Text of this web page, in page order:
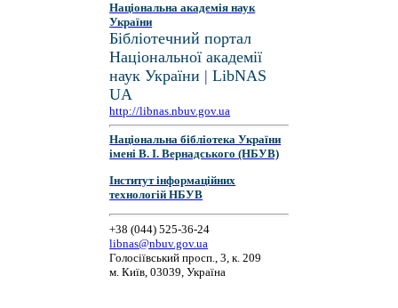
Національна академія наук
України
Бібліотечний портал
Національної академії
наук України | LibNAS
UA
http://libnas.nbuv.gov.ua
Національна бібліотека України
імені В. І. Вернадського (НБУВ)
Інститут інформаційних
технологій НБУВ
+38 (044) 525-36-24
libnas@nbuv.gov.ua
Голосіївський просп., 3, к. 209
м. Київ, 03039, Україна